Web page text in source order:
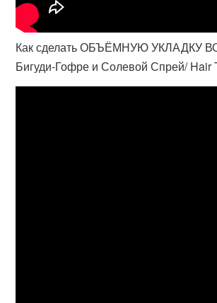
Как сделать ОБЪЁМНУЮ УКЛАДКУ
Бигуди-Гофре и Солевой Спрей/ Hair